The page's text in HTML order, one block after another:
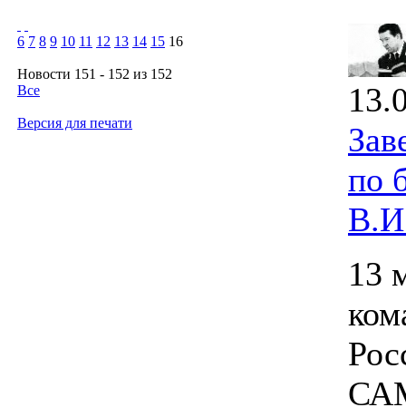
6 7 8 9 10 11 12 13 14 15 16
Новости 151 - 152 из 152
Все
Версия для печати
по
13